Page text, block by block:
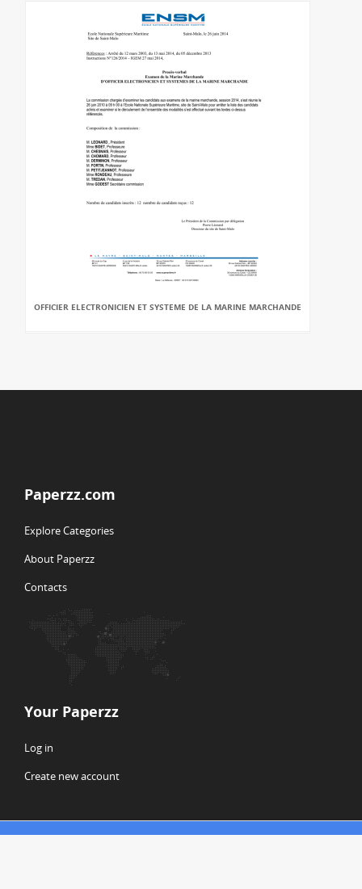
OFFICIER ELECTRONICIEN ET SYSTEME DE LA MARINE MARCHANDE
Paperzz.com
Explore Categories
About Paperzz
Contacts
Your Paperzz
Log in
Create new account